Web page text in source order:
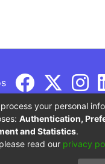
Ministerio de
your personal
Authentication,
and Statistics.
read our privacy